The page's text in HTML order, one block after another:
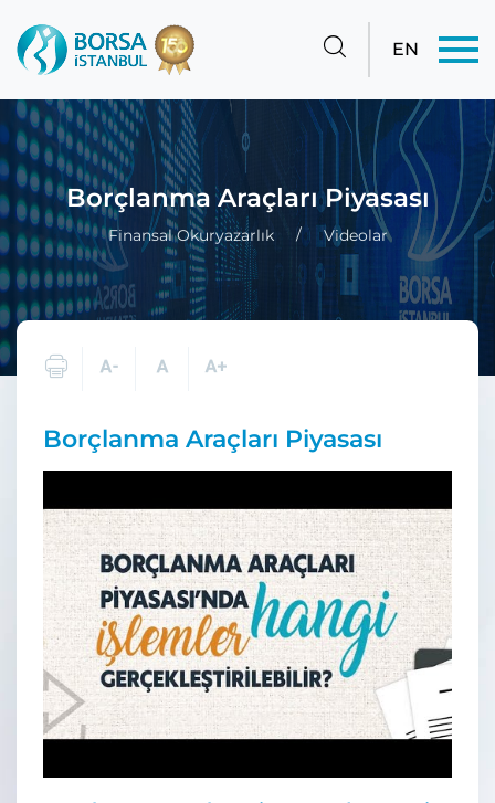
EN
Borçlanma Araçları Piyasası
Finansal Okuryazarlık Videolar
Borçlanma Araçları Piyasası